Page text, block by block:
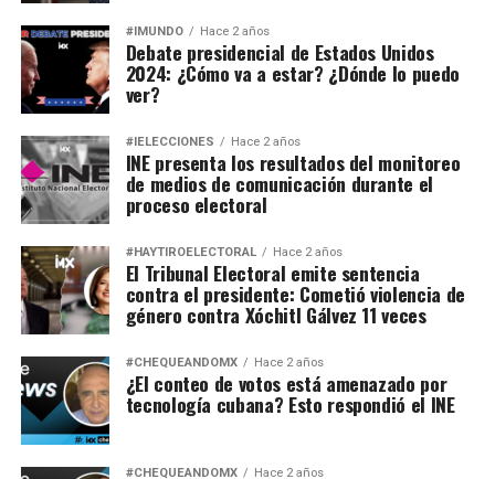
#IMUNDO Hace 2 años
Debate presidencial de Estados Unidos
2024: ¿Cómo va a estar? ¿Dónde lo puedo
ver?
#IELECCIONES Hace 2 años
INE presenta los resultados del monitoreo
de medios de comunicación durante el
proceso electoral
#HAYTIROELECTORAL Hace 2 años
El Tribunal Electoral emite sentencia
contra el presidente: Cometió violencia de
género contra Xóchitl Gálvez 11 veces
#CHEQUEANDOMX Hace 2 años
¿El conteo de votos está amenazado por
tecnología cubana? Esto respondió el INE
#CHEQUEANDOMX Hace 2 años